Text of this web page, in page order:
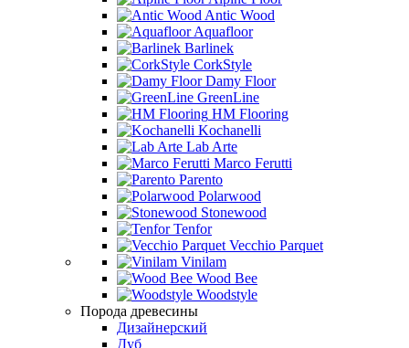
Antic Wood
Aquafloor
Barlinek
CorkStyle
Damy Floor
GreenLine
HM Flooring
Kochanelli
Lab Arte
Marco Ferutti
Parento
Polarwood
Stonewood
Tenfor
Vecchio Parquet
Vinilam
Wood Bee
Woodstyle
Порода древесины
Дизайнерский
Дуб